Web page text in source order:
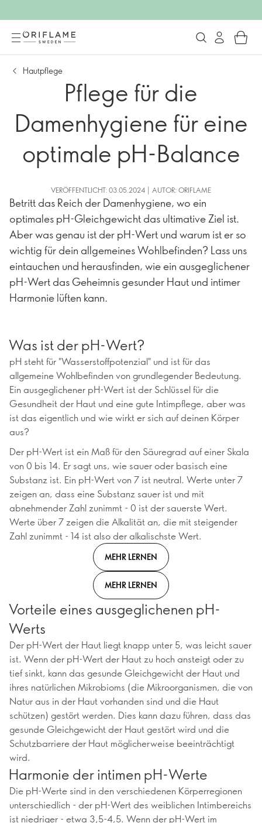
Hautpflege
Pflege für die
Damenhygiene für eine
optimale pH-Balance
VERÖFFENTLICHT: 03.05.2024 | AUTOR: ORIFLAME
Betritt das Reich der Damenhygiene, wo ein
optimales pH-Gleichgewicht das ultimative Ziel ist.
Aber was genau ist der pH-Wert und warum ist er so
wichtig für dein allgemeines Wohlbefinden? Lass uns
eintauchen und herausfinden, wie ein ausgeglichener
pH-Wert das Geheimnis gesunder Haut und intimer
Harmonie lüften kann.
Was ist der pH-Wert?
pH steht für "Wasserstoffpotenzial" und ist für das
allgemeine Wohlbefinden von grundlegender Bedeutung.
Ein ausgeglichener pH-Wert ist der Schlüssel für die
Gesundheit der Haut und eine gute Intimpflege, aber was
ist das eigentlich und wie wirkt er sich auf deinen Körper
aus?
Der pH-Wert ist ein Maß für den Säuregrad auf einer Skala
von 0 bis 14. Er sagt uns, wie sauer oder basisch eine
Substanz ist. Ein pH-Wert von 7 ist neutral. Werte unter 7
zeigen an, dass eine Substanz sauer ist und mit
abnehmender Zahl zunimmt - 0 ist der sauerste Wert.
Werte über 7 zeigen die Alkalität an, die mit steigender
Zahl zunimmt - 14 ist also der alkalischste Wert.
MEHR LERNEN
MEHR LERNEN
Vorteile eines ausgeglichenen pH-
Werts
Der pH-Wert der Haut liegt knapp unter 5, was leicht sauer
ist. Wenn der pH-Wert der Haut zu hoch ansteigt oder zu
tief sinkt, kann das gesunde Gleichgewicht der Haut und
ihres natürlichen Mikrobioms (die Mikroorganismen, die von
Natur aus in der Haut vorhanden sind und die Haut
schützen) gestört werden. Dies kann dazu führen, dass das
gesunde Gleichgewicht der Haut gestört wird und die
Schutzbarriere der Haut möglicherweise beeinträchtigt
wird.
Harmonie der intimen pH-Werte
Die pH-Werte sind in den verschiedenen Körperregionen
unterschiedlich - der pH-Wert des weiblichen Intimbereichs
ist niedriger - etwa 3,5-4,5. Wenn der pH-Wert im